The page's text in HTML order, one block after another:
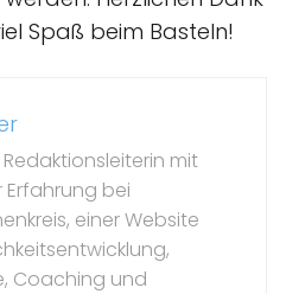
Spaß beim Basteln!
Redaktionsleiterin mit
bei
einer Website
Coaching und